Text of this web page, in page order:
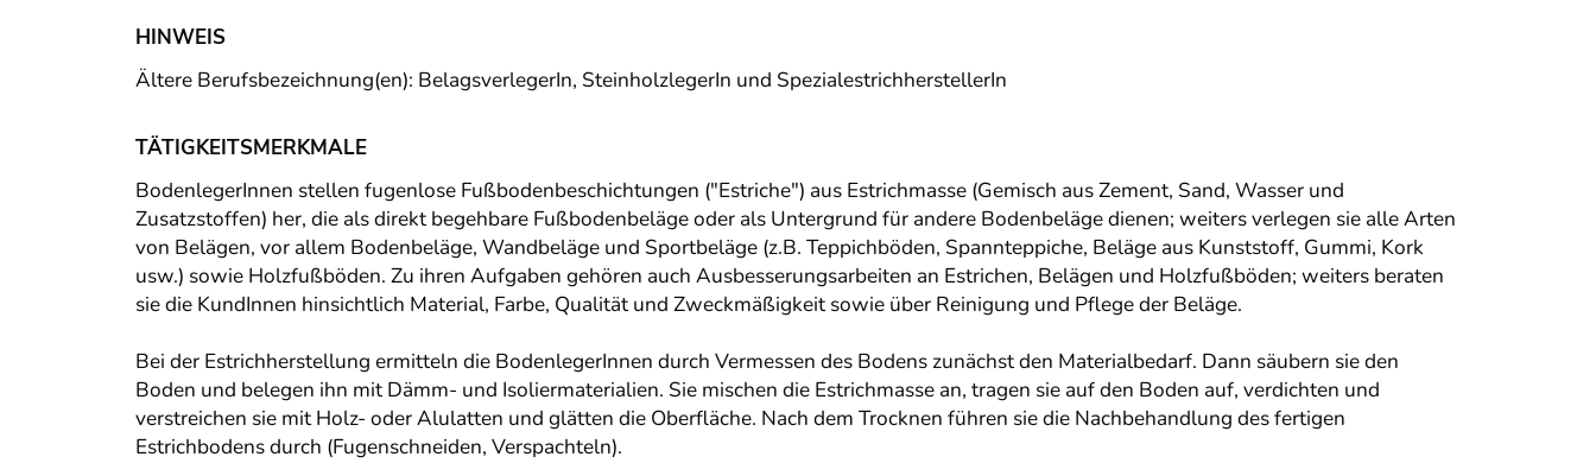
HINWEIS
Ältere Berufsbezeichnung(en): BelagsverlegerIn, SteinholzlegerIn und SpezialestrichherstellerIn
TÄTIGKEITSMERKMALE
BodenlegerInnen stellen fugenlose Fußbodenbeschichtungen ("Estriche") aus Estrichmasse (Gemisch aus Zement, Sand, Wasser und
Zusatzstoffen) her, die als direkt begehbare Fußbodenbeläge oder als Untergrund für andere Bodenbeläge dienen; weiters verlegen sie alle Arten
von Belägen, vor allem Bodenbeläge, Wandbeläge und Sportbeläge (z.B. Teppichböden, Spannteppiche, Beläge aus Kunststoff, Gummi, Kork
usw.) sowie Holzfußböden. Zu ihren Aufgaben gehören auch Ausbesserungsarbeiten an Estrichen, Belägen und Holzfußböden; weiters beraten
sie die KundInnen hinsichtlich Material, Farbe, Qualität und Zweckmäßigkeit sowie über Reinigung und Pflege der Beläge.
Bei der Estrichherstellung ermitteln die BodenlegerInnen durch Vermessen des Bodens zunächst den Materialbedarf. Dann säubern sie den
Boden und belegen ihn mit Dämm- und Isoliermaterialien. Sie mischen die Estrichmasse an, tragen sie auf den Boden auf, verdichten und
verstreichen sie mit Holz- oder Alulatten und glätten die Oberfläche. Nach dem Trocknen führen sie die Nachbehandlung des fertigen
Estrichbodens durch (Fugenschneiden, Verspachteln).